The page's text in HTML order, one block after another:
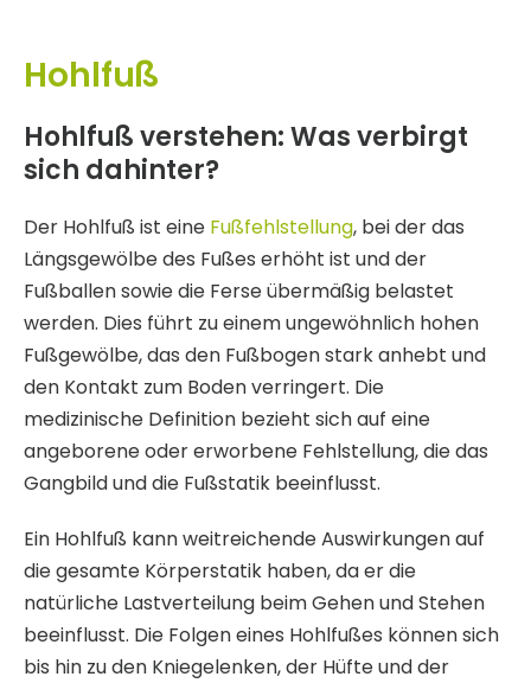
Hohlfuß
Hohlfuß verstehen: Was verbirgt
sich dahinter?
Der Hohlfuß ist eine Fußfehlstellung, bei der das
Längsgewölbe des Fußes erhöht ist und der
Fußballen sowie die Ferse übermäßig belastet
werden. Dies führt zu einem ungewöhnlich hohen
Fußgewölbe, das den Fußbogen stark anhebt und
den Kontakt zum Boden verringert. Die
medizinische Definition bezieht sich auf eine
angeborene oder erworbene Fehlstellung, die das
Gangbild und die Fußstatik beeinflusst.
Ein Hohlfuß kann weitreichende Auswirkungen auf
die gesamte Körperstatik haben, da er die
natürliche Lastverteilung beim Gehen und Stehen
beeinflusst. Die Folgen eines Hohlfußes können sich
bis hin zu den Kniegelenken, der Hüfte und der